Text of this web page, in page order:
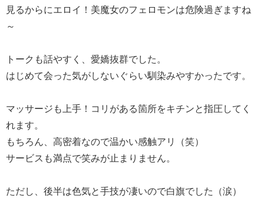
見るからにエロイ！美魔女のフェロモンは危険過ぎますね
～
トークも話やすく、愛嬌抜群でした。
はじめて会った気がしないぐらい馴染みやすかったです。
マッサージも上手！コリがある箇所をキチンと指圧してく
れます。
もちろん、高密着なので温かい感触アリ（笑）
サービスも満点で笑みが止まりません。
ただし、後半は色気と手技が凄いので白旗でした（涙）